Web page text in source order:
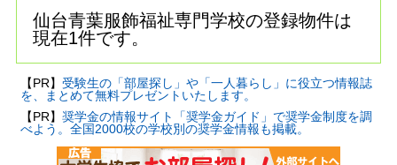
仙台青葉服飾福祉専門学校の登録物件は
現在1件です。
【PR】 受験生の「部屋探し」や「一人暮らし」に役立つ情報誌
を、まとめて無料プレゼントいたします。
【PR】 奨学金の情報サイト「奨学金ガイド」で奨学金制度を調
べよう。全国2000校の学校別の奨学金情報も掲載。